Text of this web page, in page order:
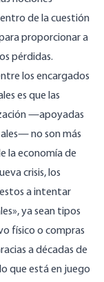
de la cuestión
proporcionar a
pérdidas.
los encargados
es que las
—apoyadas
no son más
la economía de
crisis, los
a intentar
ya sean tipos
físico o compras
a décadas de
que está en juego